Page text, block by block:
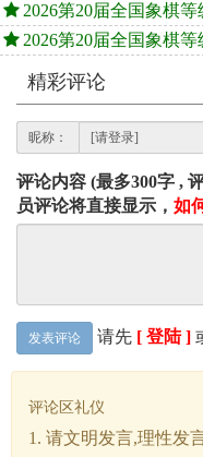
2026第20届全国象棋
2026第20届全国象棋
精彩评论
昵称：
评论内容 (最多300字 ,
员评论将直接显示， 如
发表评论 请先 [ 登陆 ]
评论区礼仪
1. 请文明发言,理性发